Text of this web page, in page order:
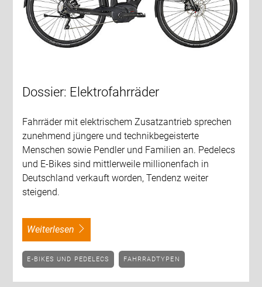
Dossier: Elektrofahrräder
Fahrräder mit elektrischem Zusatzantrieb sprechen
zunehmend jüngere und technikbegeisterte
Menschen sowie Pendler und Familien an. Pedelecs
und E-Bikes sind mittlerweile millionenfach in
Deutschland verkauft worden, Tendenz weiter
steigend.
weiterlesen
E-BIKES UND PEDELECS FAHRRADTYPEN